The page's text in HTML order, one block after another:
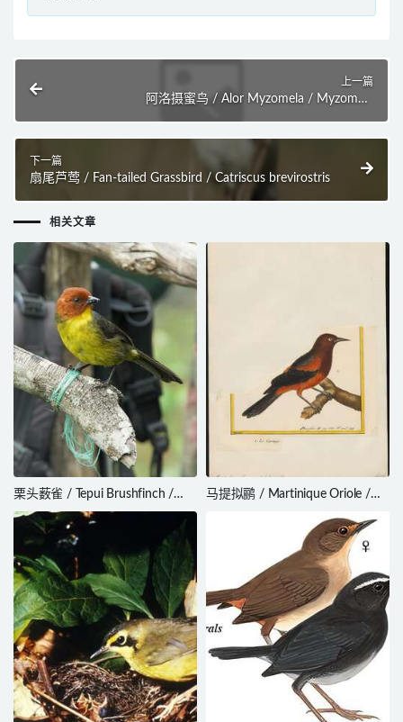
上一篇
阿洛摄蜜鸟 / Alor Myzomela / Myzomela
下一篇
扇尾芦莺 / Fan-tailed Grassbird / Catriscus brevirostris
相关文章
栗头薮雀 / Tepui Brushfinch /
Atlapetes personatus
马提拟鹂 / Martinique Oriole /